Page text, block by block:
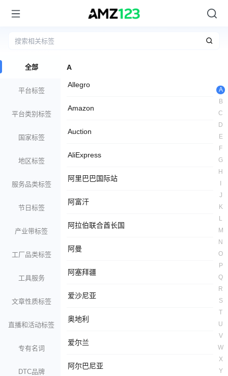
全部
平台标签
平台类别标签
国家标签
地区标签
服务品类标签
节日标签
产业带标签
工厂品类标签
工具服务
文章性质标签
直播和活动标签
专有名词
DTC品牌
A
Allegro
Amazon
Auction
AliExpress
阿里巴巴国际站
阿富汗
阿拉伯联合酋长国
阿曼
阿塞拜疆
爱沙尼亚
奥地利
爱尔兰
阿尔巴尼亚
A
B
C
D
E
F
G
H
J
K
L
M
N
O
P
Q
R
S
T
U
V
W
X
Y